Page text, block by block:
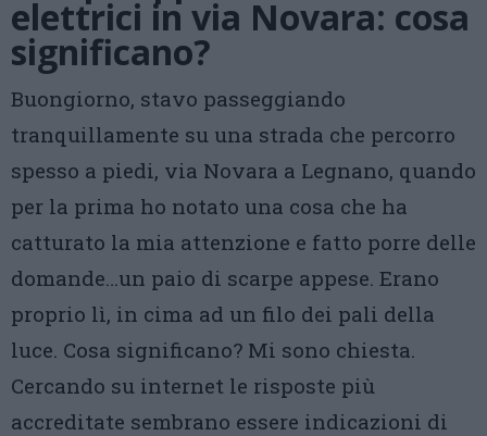
elettrici in via Novara: cosa
significano?
Buongiorno, stavo passeggiando
tranquillamente su una strada che percorro
spesso a piedi, via Novara a Legnano, quando
per la prima ho notato una cosa che ha
catturato la mia attenzione e fatto porre delle
domande…un paio di scarpe appese. Erano
proprio lì, in cima ad un filo dei pali della
luce. Cosa significano? Mi sono chiesta.
Cercando su internet le risposte più
accreditate sembrano essere indicazioni di